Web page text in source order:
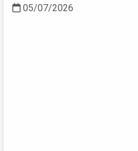
05/07/2026